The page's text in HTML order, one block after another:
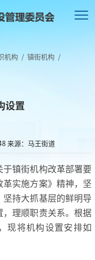
机构 / 镇街机构 /
设置
来源：马王街道
镇街机构改革部署要
实施方案》精神，坚
持大抓基层的鲜明导
理顺职责关系。根据
现将机构设置安排如